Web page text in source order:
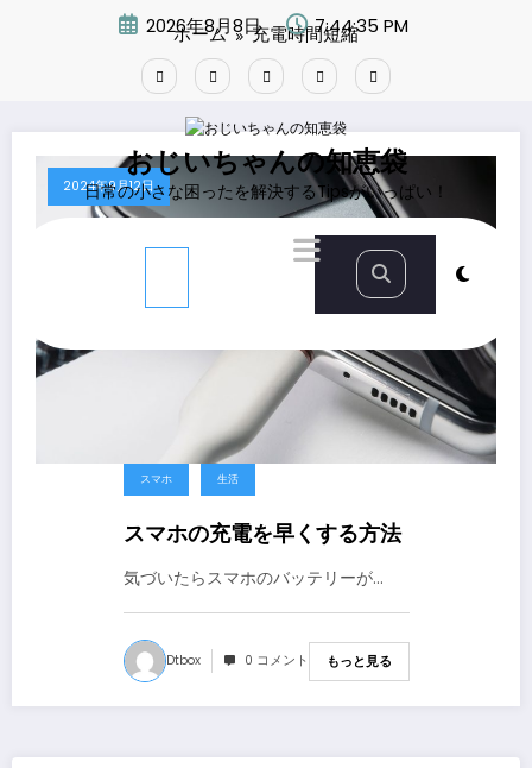
2026年8月8日 7:44:36 PM
おじいちゃんの知恵袋
日常の小さな困ったを解決するTipsがいっぱい！
ホーム 充電時間短縮
2024年9月12日
スマホ 生活
スマホの充電を早くする方法
気づいたらスマホのバッテリーが…
Dtbox 0 コメント もっと見る